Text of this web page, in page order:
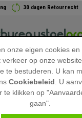
30 dagen Retourrecht
bij
onze eigen cookies en
op onze
te bestuderen. U kan
Cookiebeleid . U
te klikken op
gaan".